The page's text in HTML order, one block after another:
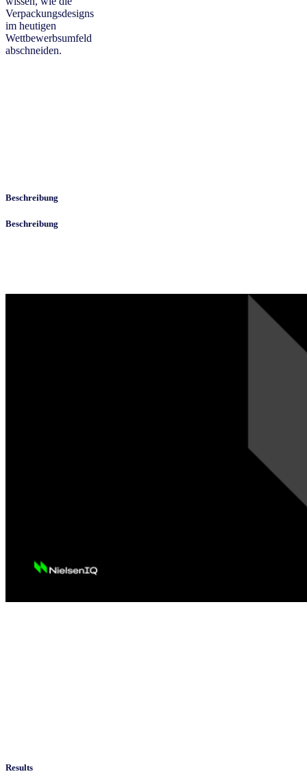
Verpackungsdesigns
im heutigen
Wettbewerbsumfeld
abschneiden.
Beschreibung
Beschreibung
Results